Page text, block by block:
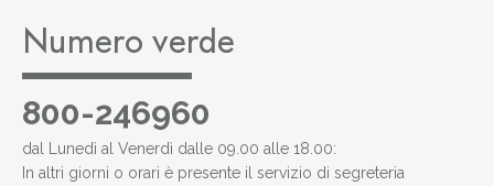
Numero verde
800-246960
dal Lunedì al Venerdì dalle 09.00 alle 18.00:
In altri giorni o orari è presente il servizio di segreteria